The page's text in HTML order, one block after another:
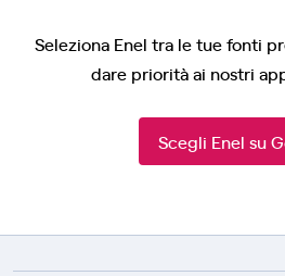
Seleziona Enel tra le tue fonti
dare priorità ai nostri
Scegli Enel su